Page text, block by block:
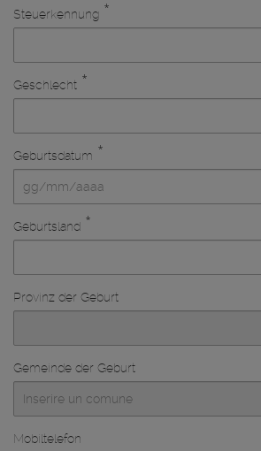
Steuerkennung *
Geschlecht *
Geburtsdatum *
Geburtsland *
Provinz der Geburt
Gemeinde der Geburt
Mobiltelefon